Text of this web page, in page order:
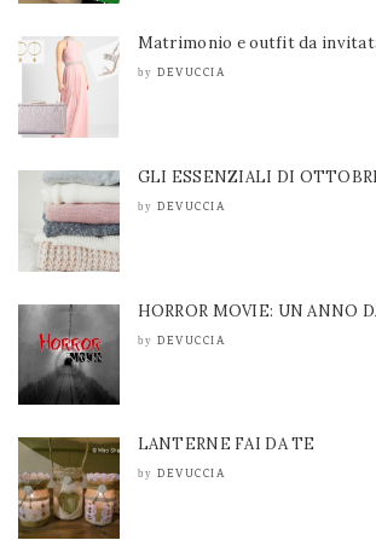
Matrimonio e outfit da
by DEVUCCIA
GLI ESSENZIALI DI
by DEVUCCIA
HORROR MOVIE: UN ANNO
by DEVUCCIA
LANTERNE FAI DA TE
by DEVUCCIA